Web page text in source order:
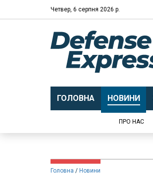
Четвер, 6 серпня 2026 р.
ГОЛОВНА НОВИНИ
ПРО НАС
Головна Новини